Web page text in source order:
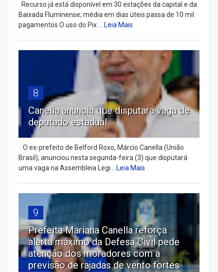
Recurso já está disponível em 30 estações da capital e da
Baixada Fluminense; média em dias úteis passa de 10 mil
pagamentos O uso do Pix ... Leia Mais
8
Canella anuncia que disputará vaga de
deputado estadual
​ O ex-prefeito de Belford Roxo, Márcio Canella (União
Brasil), anunciou nesta segunda-feira (3) que disputará
uma vaga na Assembleia Legi... Leia Mais
9
Prefeita Mariana Canella reforça
alerta máximo da Defesa Civil pede
atenção dos moradores com a
previsão de rajadas de vento fortes